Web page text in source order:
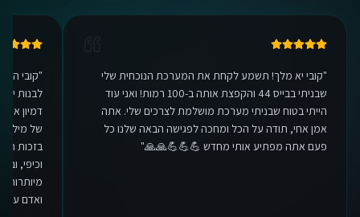
"קובי יא מלך! תשמע לקחת את המערכת הנוכחית שלי
שבניתי בבייס 44 והקפצת אותה ב-100 רמות! ואני עוד
הייתי בטוח שבניתי מערכת מושלמת לצרכים שלי. אתה
אמן אחי, תודה על הכל ומחכה לפגישה הבאה שלנו כל
פעם אתה מפתיע אותי מחדש 💪💪💪🙏🙏"
"קובי
לבנות
דמיון
של
בזכות
וכיפי,
ואדם עם